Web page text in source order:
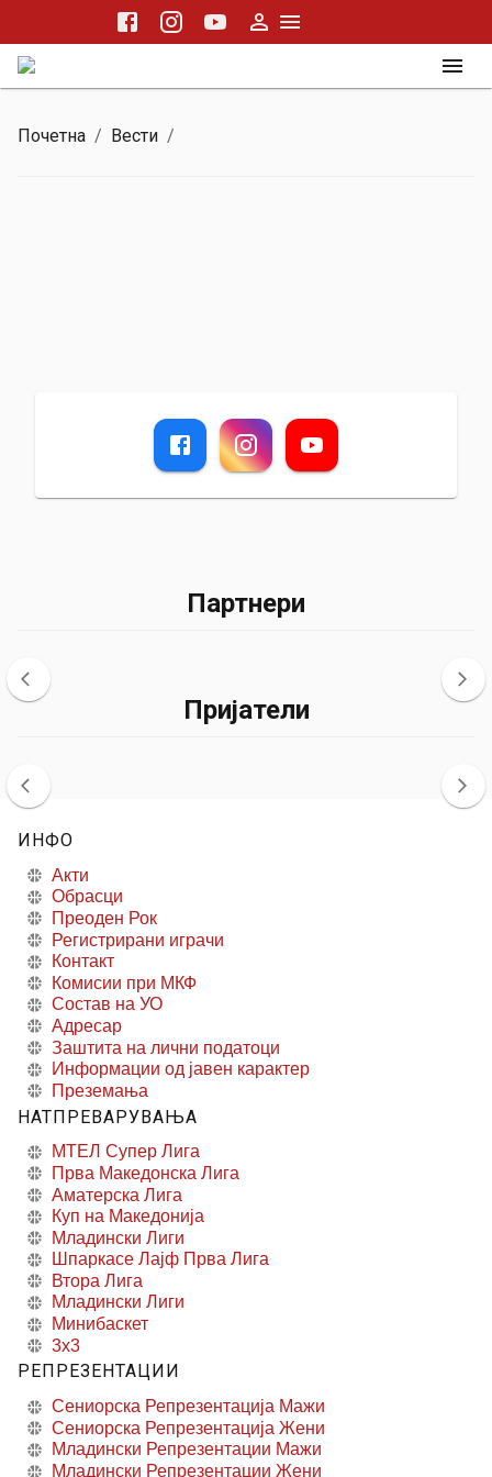
Почетна / Вести /
Партнери
Пријатели
ИНФО
Акти
Обрасци
Преоден Рок
Регистрирани играчи
Контакт
Комисии при МКФ
Состав на УО
Адресар
Заштита на лични податоци
Информации од јавен карактер
Преземања
НАТПРЕВАРУВАЊА
МТЕЛ Супер Лига
Прва Македонска Лига
Аматерска Лига
Куп на Македонија
Младински Лиги
Шпаркасе Лајф Прва Лига
Втора Лига
Младински Лиги
Минибаскет
3x3
РЕПРЕЗЕНТАЦИИ
Сениорска Репрезентација Мажи
Сениорска Репрезентација Жени
Младински Репрезентации Мажи
Младински Репрезентации Жени